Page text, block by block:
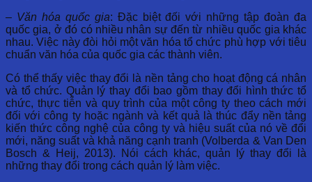
– Văn hóa quốc gia: Đặc biệt đối với những tập đoàn đa
quốc gia, ở đó có nhiều nhân sự đến từ nhiều quốc gia khác
nhau. Việc này đòi hỏi một văn hóa tổ chức phù hợp với tiêu
chuẩn văn hóa của quốc gia các thành viên.
Có thể thấy việc thay đổi là nền tảng cho hoạt động cá nhân
và tổ chức. Quản lý thay đổi bao gồm thay đổi hình thức tổ
chức, thực tiễn và quy trình của một công ty theo cách mới
đối với công ty hoặc ngành và kết quả là thúc đẩy nền tảng
kiến ​​thức công nghệ của công ty và hiệu suất của nó về đổi
mới, năng suất và khả năng cạnh tranh (Volberda & Van Den
Bosch & Heij, 2013). Nói cách khác, quản lý thay đổi là
những thay đổi trong cách quản lý làm việc.